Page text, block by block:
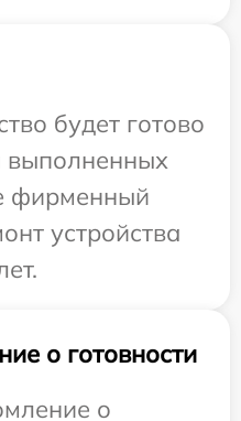
будет готово
выполненных
фирменный
устройства
о готовности
о